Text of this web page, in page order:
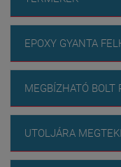
EPOXY GYANTA
MEGBÍZHATÓ BOLT
UTOLJÁRA